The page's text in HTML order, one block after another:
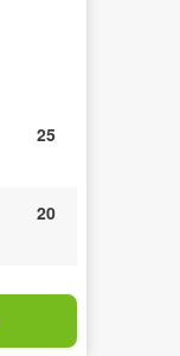
25
20